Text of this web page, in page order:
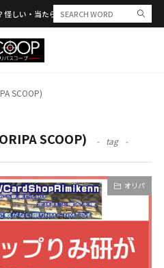
怪しい・当たらない？PSA合算や発送トラブル
SCOOP)
SCOOP) tag
オリパ